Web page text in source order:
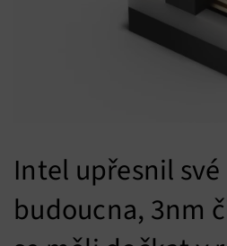
Intel upřesnil
budoucna, 3nm